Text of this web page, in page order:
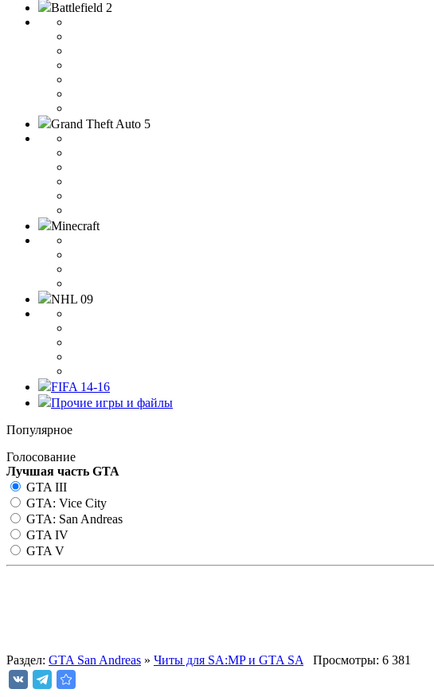
Battlefield 2
Grand Theft Auto 5
Minecraft
NHL 09
FIFA 14-16
Прочие игры и файлы
Популярное
Голосование
Лучшая часть GTA
GTA III
GTA: Vice City
GTA: San Andreas
GTA IV
GTA V
Раздел: GTA San Andreas » Читы для SA:MP и GTA SA Просмотры: 6 381